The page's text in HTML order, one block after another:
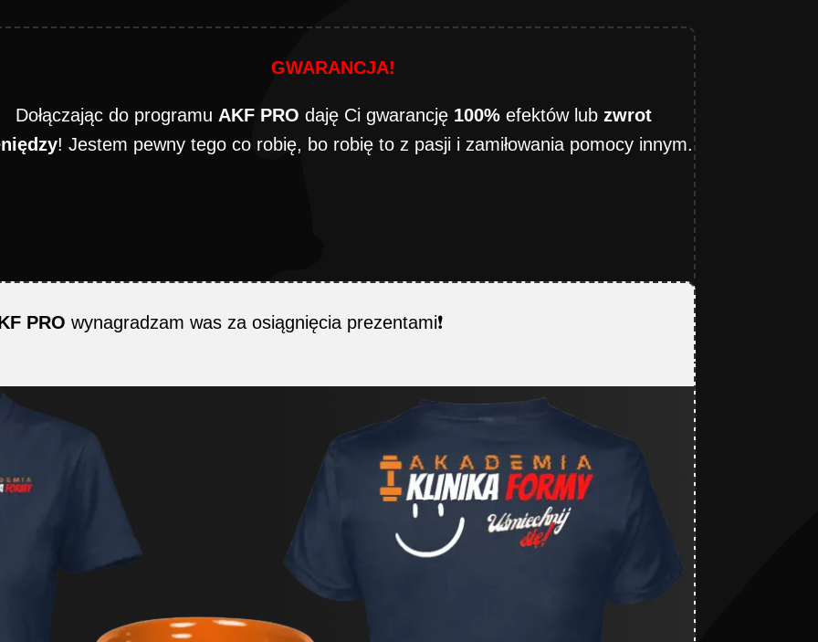
GWARANCJA!
Dołączając do programu AKF PRO daję Ci gwarancję100%efektów lub zwrot
! Jestem pewny tego co robię, bo robię to z pasji i zamiłowania pomocy innym.
PRO wynagradzam was za osiągnięcia prezentami❗️